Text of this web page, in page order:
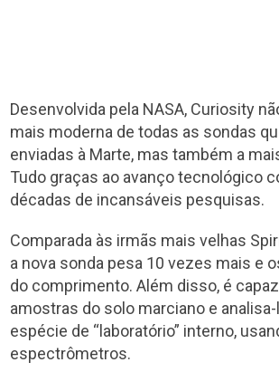
Desenvolvida pela NASA, Curiosity
mais moderna de todas as sondas
enviadas à Marte, mas também a
Tudo graças ao avanço tecnológico
décadas de incansáveis pesquisas.
Comparada às irmãs mais velhas
a nova sonda pesa 10 vezes mais e
do comprimento. Além disso, é
amostras do solo marciano e
espécie de “laboratório” interno,
espectrômetros.